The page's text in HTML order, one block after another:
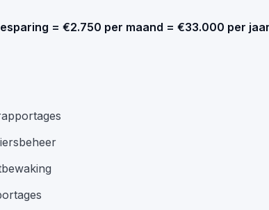
= €2.750 per maand = €33.000 per